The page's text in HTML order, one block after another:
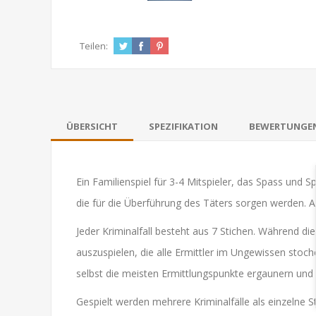
Teilen:
ÜBERSICHT SPEZIFIKATION
Ein Familienspiel für 3-4 Mitspieler, das Spass und
die für die Überführung des Täters sorgen werden.
Jeder Kriminalfall besteht aus 7 Stichen. Während
auszuspielen, die alle Ermittler im Ungewissen
selbst die meisten Ermittlungspunkte ergaunern
Gespielt werden mehrere Kriminalfälle als einzelne